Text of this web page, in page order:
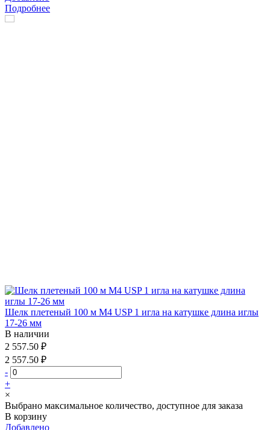
Подробнее
Шелк плетеный 100 м М4 USP 1 игла на катушке длина иглы
17-26 мм
В наличии
2 557.50 ₽
2 557.50 ₽
-
+
×
Выбрано максимальное количество, доступное для заказа
В корзину
Добавлено